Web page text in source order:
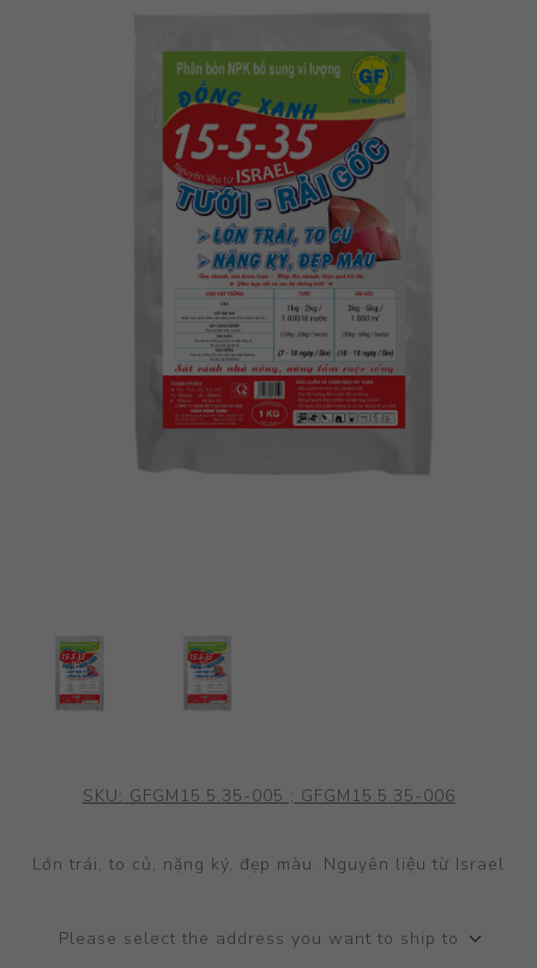
SKU: GFGM15.5.35-005 ; GFGM15.5.35-006
Lớn trái, to củ, nặng ký, đẹp màu. Nguyên liệu từ Israel
Please select the address you want to ship to